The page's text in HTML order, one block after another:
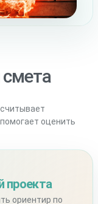
оценить
проекта
ориентир по